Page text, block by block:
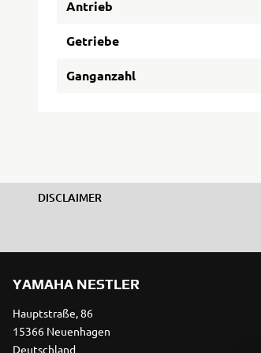
Antrieb
Getriebe
Ganganzahl
DISCLAIMER
YAMAHA NESTLER
Hauptstraße, 86
15366 Neuenhagen
Deutschland